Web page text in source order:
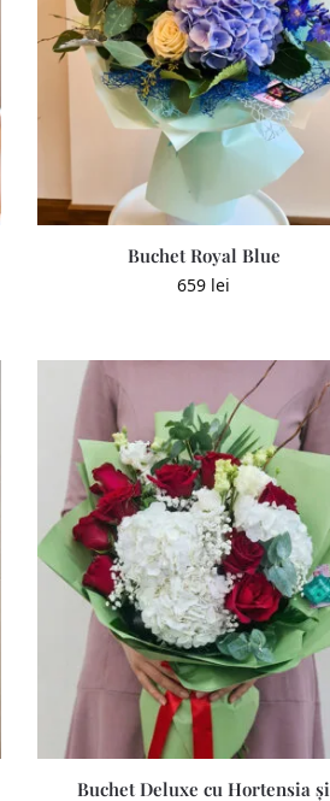
Buchet Royal Blue
659 lei
Buchet Deluxe cu Hortensia și